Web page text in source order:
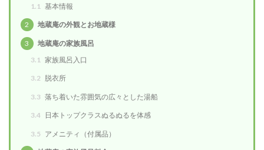
1.1 基本情報
2 地蔵庵の外観とお地蔵様
3
地蔵庵の家族風呂
3.1 家族風呂入口
3.2 脱衣所
3.3 落ち着いた雰囲気の広々とした湯船
3.4 日本トップクラスぬるぬるを体感
3.5 アメニティ（付属品）